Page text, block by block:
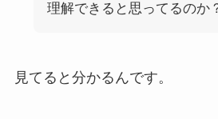
理解できると思ってるのか
見てると分かるんです。